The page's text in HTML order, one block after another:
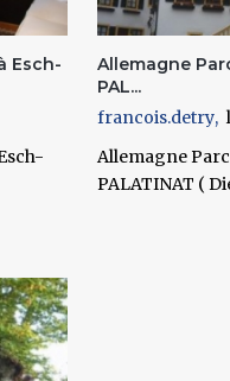
Esch-
Allemagne
PAL...
francois.detry
Allemagne
PALATINAT (